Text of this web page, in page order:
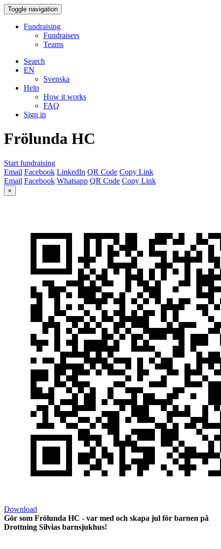
Toggle navigation
Fundraising
Fundraisers
Teams
Search
EN
Svenska
Help
How it works
FAQ
Sign in
Frölunda HC
Start fundraising
Email Facebook LinkedIn QR Code Copy Link
Email Facebook Whatsapp QR Code Copy Link
×
Download
Gör som Frölunda HC - var med och skapa jul för barnen på
Drottning Silvias barnsjukhus!